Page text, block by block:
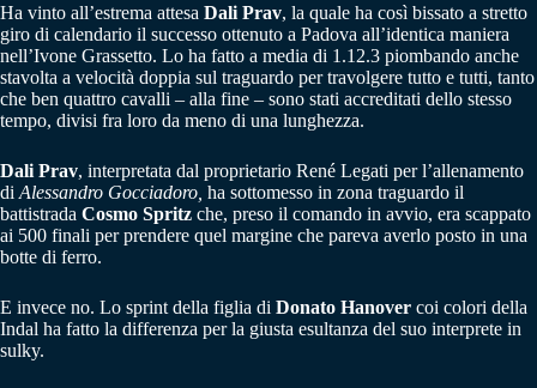
Ha vinto all’estrema attesa Dali Prav, la quale ha così bissato a stretto
giro di calendario il successo ottenuto a Padova all’identica maniera
nell’Ivone Grassetto. Lo ha fatto a media di 1.12.3 piombando anche
stavolta a velocità doppia sul traguardo per travolgere tutto e tutti, tanto
che ben quattro cavalli – alla fine – sono stati accreditati dello stesso
tempo, divisi fra loro da meno di una lunghezza.
Dali Prav, interpretata dal proprietario René Legati per l’allenamento
di Alessandro Gocciadoro, ha sottomesso in zona traguardo il
battistrada Cosmo Spritz che, preso il comando in avvio, era scappato
ai 500 finali per prendere quel margine che pareva averlo posto in una
botte di ferro.
E invece no. Lo sprint della figlia di Donato Hanover coi colori della
Indal ha fatto la differenza per la giusta esultanza del suo interprete in
sulky.